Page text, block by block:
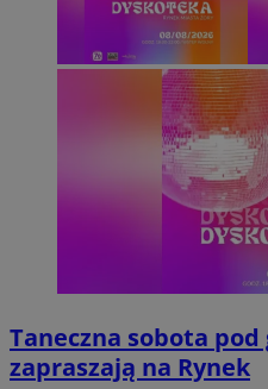
Taneczna sobota
zapraszają na Rynek